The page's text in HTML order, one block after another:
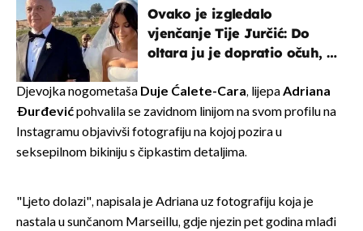
Ovako je izgledalo
vjenčanje Tije Jurčić: Do
oltara ju je dopratio očuh, a
Djevojka nogometaša Duje Ćalete-Cara, lijepaAdriana
Đurđevićpohvalila se zavidnom linijom na svom profilu na
Instagramu objavivši fotografiju na kojoj pozira u
seksepilnom bikiniju s čipkastim detaljima.
"Ljeto dolazi", napisala je Adriana uz fotografiju koja je
nastala u sunčanom Marseillu, gdje njezin pet godina mlađi